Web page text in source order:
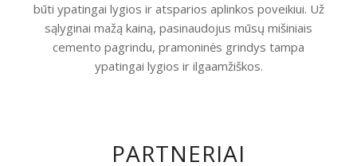
būti ypatingai lygios ir atsparios aplinkos poveikiui. Už
sąlyginai mažą kainą, pasinaudojus mūsų mišiniais
cemento pagrindu, pramoninės grindys tampa
ypatingai lygios ir ilgaamžiškos.
PARTNERIAI